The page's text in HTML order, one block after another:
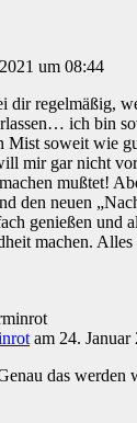
um 08:44
dir regelmäßig,
ich bin
Mist soweit wie
mir gar nicht
mußtet!
den neuen
genießen und
machen.
am 24.
das werden